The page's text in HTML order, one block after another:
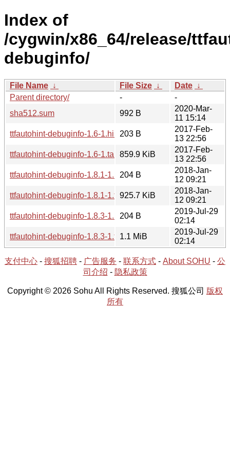
Index of
/cygwin/x86_64/release/
debuginfo/
File Name ↓ File Size ↓ Date ↓
Parent directory/
-
-
sha512.sum
992 B
2020-Mar-
11 15:14
ttfautohint-debuginfo-1.6-1.hint203 B
2017-Feb-
13 22:56
ttfautohint-debuginfo-1.6-1.tar.xz859.9 KiB
2017-Feb-
13 22:56
ttfautohint-debuginfo-1.8.1-1.hint204 B
2018-Jan-
12 09:21
ttfautohint-debuginfo-1.8.1-1.tar.xz925.7 KiB
2018-Jan-
12 09:21
ttfautohint-debuginfo-1.8.3-1.hint204 B
2019-Jul-29
02:14
ttfautohint-debuginfo-1.8.3-1.tar.xz1.1 MiB
2019-Jul-29
02:14
支付中心 - 搜狐招聘 - 广告服务 - 联系方式 - About SOHU - 公
司介绍 - 隐私政策
Copyright © 2026 Sohu All Rights Reserved. 搜狐公司 版权
所有